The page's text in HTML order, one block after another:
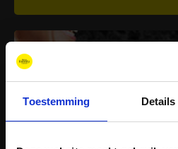
Toestemming Details